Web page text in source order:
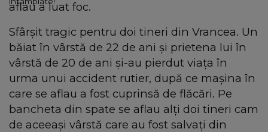
aflau a luat foc.
Sfârșit tragic pentru doi tineri din Vrancea. Un
băiat în vârstă de 22 de ani și prietena lui în
vârstă de 20 de ani și-au pierdut viața în
urma unui accident rutier, după ce mașina în
care se aflau a fost cuprinsă de flăcări. Pe
bancheta din spate se aflau alți doi tineri cam
de aceeași vârstă care au fost salvați din